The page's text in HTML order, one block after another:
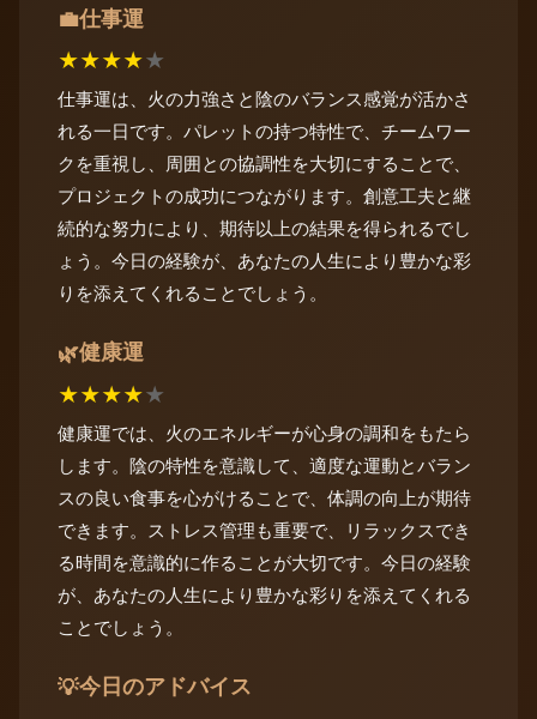
💼仕事運
★★★★★
仕事運は、火の力強さと陰のバランス感覚が活かさ
れる一日です。パレットの持つ特性で、チームワー
クを重視し、周囲との協調性を大切にすることで、
プロジェクトの成功につながります。創意工夫と継
続的な努力により、期待以上の結果を得られるでし
ょう。今日の経験が、あなたの人生により豊かな彩
りを添えてくれることでしょう。
🌿健康運
★★★★★
健康運では、火のエネルギーが心身の調和をもたら
します。陰の特性を意識して、適度な運動とバラン
スの良い食事を心がけることで、体調の向上が期待
できます。ストレス管理も重要で、リラックスでき
る時間を意識的に作ることが大切です。今日の経験
が、あなたの人生により豊かな彩りを添えてくれる
ことでしょう。
💡今日のアドバイス